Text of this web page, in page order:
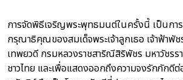
การจัดพิธีเจริญพระพุทธมนต์ในครั้งนี้ เป็นกา
กรุณาธิคุณของสมเด็จพระเจ้าลูกเธอ เจ้าฟ้าพั
เทพยวดี กรมหลวงราชสาริณีสิริพัชร มหาวัชร
ชาวไทย และเพื่อแสดงออกถึงความจงรักภักดี